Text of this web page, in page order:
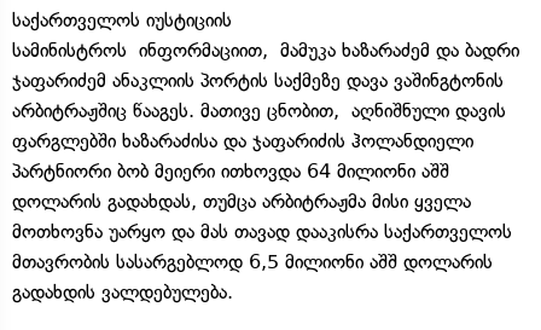
საქართველოს იუსტიციის
სამინისტროს ინფორმაციით, მამუკა ხაზარაძემ და ბადრი
ჯაფარიძემ ანაკლიის პორტის საქმეზე დავა ვაშინგტონის
არბიტრაჟშიც წააგეს. მათივე ცნობით, აღნიშნული დავის
ფარგლებში ხაზარაძისა და ჯაფარიძის ჰოლანდიელი
პარტნიორი ბობ მეიერი ითხოვდა 64 მილიონი აშშ
დოლარის გადახდას, თუმცა არბიტრაჟმა მისი ყველა
მოთხოვნა უარყო და მას თავად დააკისრა საქართველოს
მთავრობის სასარგებლოდ 6,5 მილიონი აშშ დოლარის
გადახდის ვალდებულება.